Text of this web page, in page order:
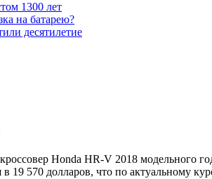
1300 лет
на батарею?
десятилетие
Honda HR-V 2018 модельного
19 570 долларов, что по актуальному